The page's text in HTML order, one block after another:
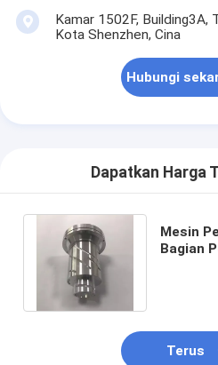
Kamar 1502F, Building3A,
Kota Shenzhen, Cina
Hubungi
Dapatkan Harga
Mesin
Bagian
Terus